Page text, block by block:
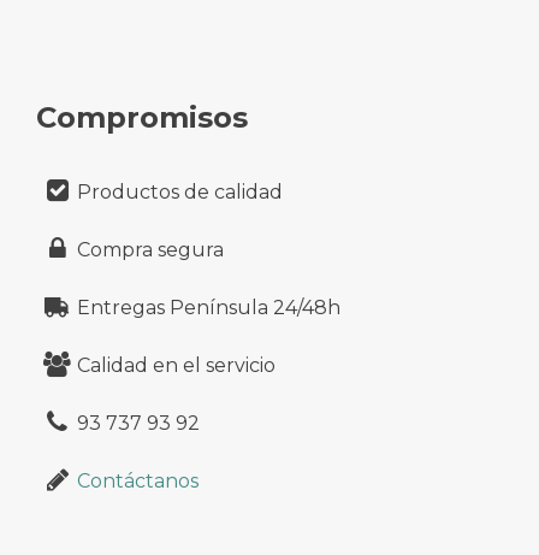
Compromisos
Productos de calidad
Compra segura
Entregas Península 24/48h
Calidad en el servicio
93 737 93 92
Contáctanos